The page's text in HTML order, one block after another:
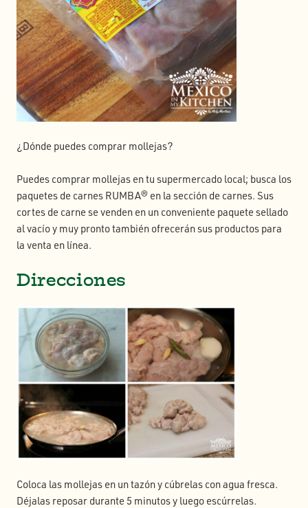
¿Dónde puedes comprar mollejas?
Puedes comprar mollejas en tu supermercado local; busca los
paquetes de carnes RUMBA® en la sección de carnes. Sus
cortes de carne se venden en un conveniente paquete sellado
al vacío y muy pronto también ofrecerán sus productos para
la venta en línea.
Direcciones
Coloca las mollejas en un tazón y cúbrelas con agua fresca.
Déjalas reposar durante 5 minutos y luego escúrrelas.